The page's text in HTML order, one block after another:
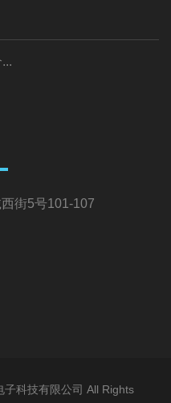
街5号101-107
科技有限公司 All Rights